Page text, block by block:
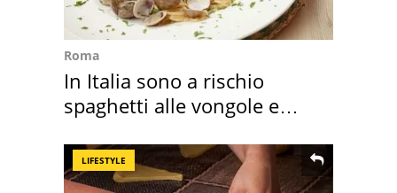
Roma
In Italia sono a rischio
spaghetti alle vongole e
LIFESTYLE